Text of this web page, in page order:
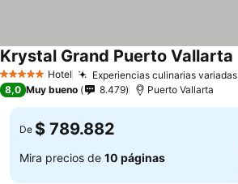
5 Estrellas Hotel Experiencias culinarias variadas
Krystal Grand Puerto Vallarta
8,0 Muy bueno 8.479 Puerto Vallarta
De $ 789.882
Mira precios de 10 páginas